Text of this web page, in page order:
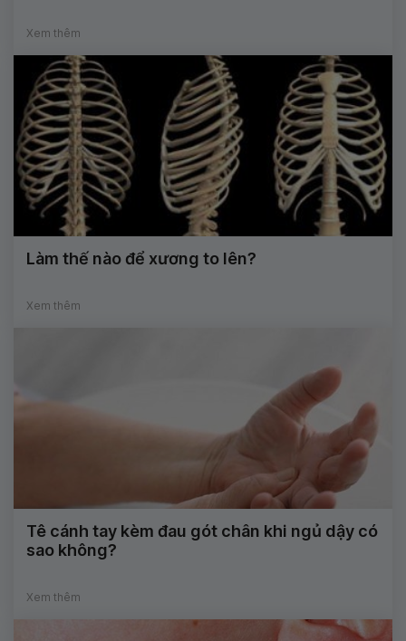
Xem thêm
Làm thế nào để xương to lên?
Xem thêm
Tê cánh tay kèm đau gót chân khi ngủ dậy có
sao không?
Xem thêm